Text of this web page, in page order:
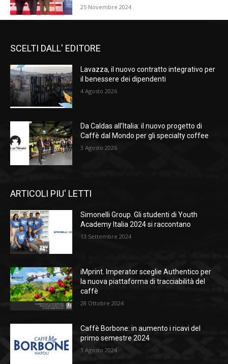
25 Novembre 2024
SCELTI DALL' EDITORE
Lavazza, il nuovo contratto integrativo per
il benessere dei dipendenti
4 Agosto 2026
Da Caldas all’Italia: il nuovo progetto di
Caffè dal Mondo per gli specialty coffee
3 Agosto 2026
ARTICOLI PIU' LETTI
Simonelli Group. Gli studenti di Youth
Academy Italia 2024 si raccontano
13 Settembre 2024
iMprint. Imperator sceglie Authentico per
la nuova piattaforma di tracciabilità del
caffè
28 Ottobre 2024
Caffè Borbone: in aumento i ricavi del
primo semestre 2024
1 Agosto 2024